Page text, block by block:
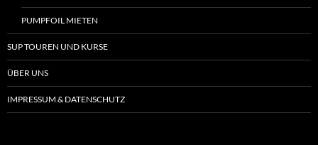
PUMPFOIL MIETEN
SUP TOUREN UND KURSE
ÜBER UNS
IMPRESSUM & DATENSCHUTZ